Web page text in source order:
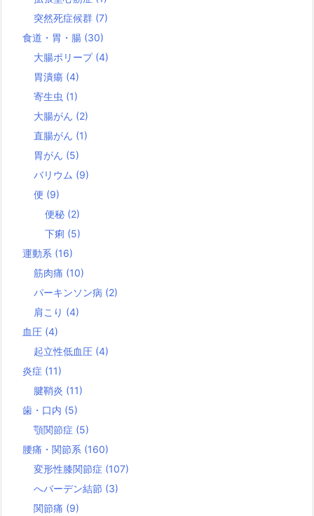
突然死症候群 (7)
食道・胃・腸 (30)
大腸ポリープ (4)
胃潰瘍 (4)
寄生虫 (1)
大腸がん (2)
直腸がん (1)
胃がん (5)
バリウム (9)
便 (9)
便秘 (2)
下痢 (5)
運動系 (16)
筋肉痛 (10)
パーキンソン病 (2)
肩こり (4)
血圧 (4)
起立性低血圧 (4)
炎症 (11)
腱鞘炎 (11)
歯・口内 (5)
顎関節症 (5)
腰痛・関節系 (160)
変形性膝関節症 (107)
へバーデン結節 (3)
関節痛 (9)